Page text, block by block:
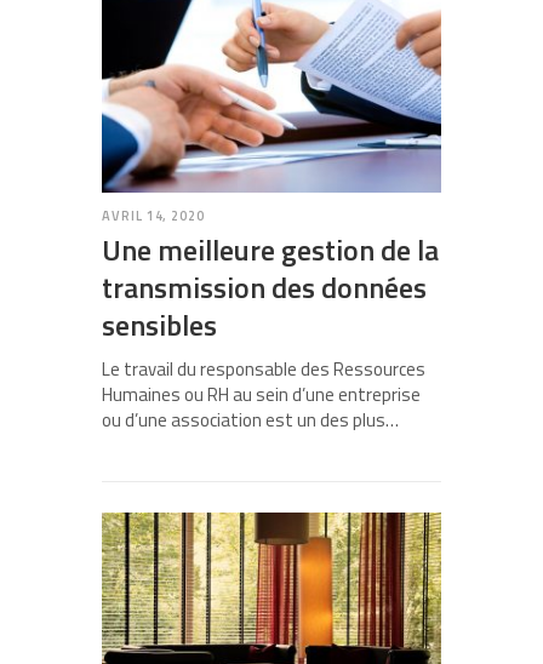
AVRIL 14, 2020
Une meilleure gestion de la
transmission des données
sensibles
Le travail du responsable des Ressources
Humaines ou RH au sein d’une entreprise
ou d’une association est un des plus…